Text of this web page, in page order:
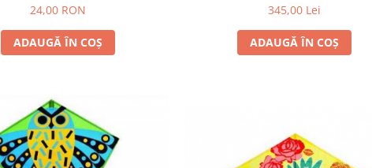
24,00 RON
ADAUGĂ ÎN COȘ
345,00 Lei
ADAUGĂ ÎN COȘ